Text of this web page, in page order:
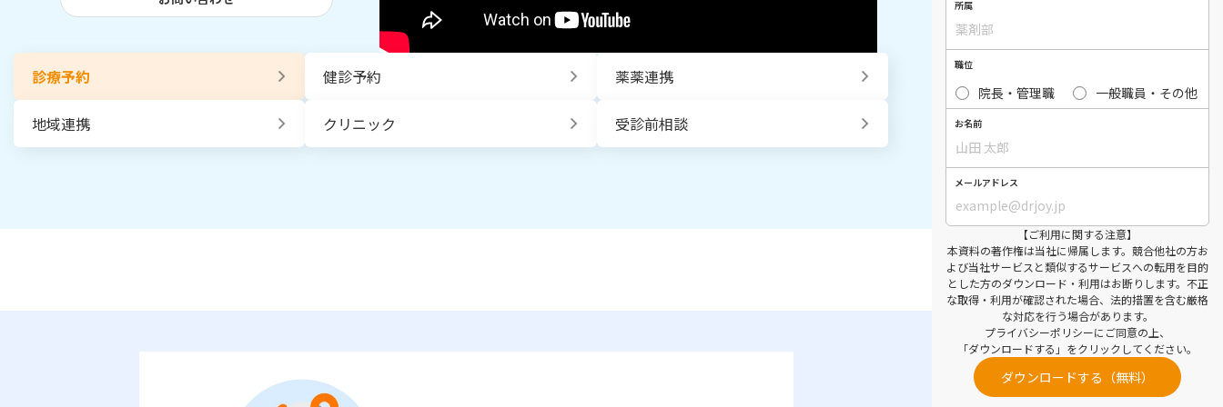
診療予約 健診予約 薬薬連携
地域連携 クリニック 受診前相談
所属
職位
院長・管理職 一般職員・その他
お名前
メールアドレス
【ご利用に関する注意】
本資料の著作権は当社に帰属します。競合他社の方お
よび当社サービスと類似するサービスへの転用を目的
とした方のダウンロード・利用はお断りします。不正
な取得・利用が確認された場合、法的措置を含む厳格
な対応を行う場合があります。
プライバシーポリシーにご同意の上、
「ダウンロードする」をクリックしてください。
ダウンロードする（無料）